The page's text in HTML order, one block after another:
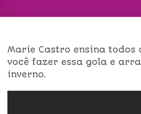
Marie Castro ensina todos
você fazer essa gola e
inverno.